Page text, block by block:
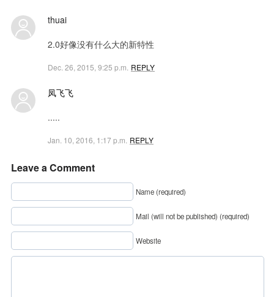
thuai
2.0好像没有什么大的新特性
Dec. 26, 2015, 9:25 p.m. REPLY
凤飞飞
.....
Jan. 10, 2016, 1:17 p.m. REPLY
Leave a Comment
Name (required)
Mail (will not be published) (required)
Website